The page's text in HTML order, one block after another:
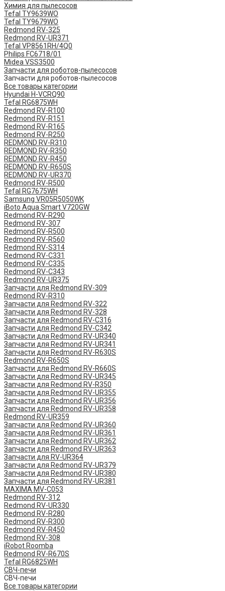
Химия для пылесосов
Tefal TY9639WO
Tefal TY9679WO
Redmond RV-325
Redmond RV-UR371
Tefal VP8561RH/4Q0
Philips FC6718/01
Midea VSS3500
Запчасти для роботов-пылесосов
Запчасти для роботов-пылесосов
Все товары категории
Hyundai H-VCRQ90
Tefal RG6875WH
Redmond RV-R100
Redmond RV-R151
Redmond RV-R165
Redmond RV-R250
REDMOND RV-R310
REDMOND RV-R350
REDMOND RV-R450
REDMOND RV-R650S
REDMOND RV-UR370
Redmond RV-R500
Tefal RG7675WH
Samsung VR05R5050WK
iBoto Aqua Smart V720GW
Redmond RV-R290
Redmond RV-307
Redmond RV-R500
Redmond RV-R560
Redmond RV-S314
Redmond RV-C331
Redmond RV-C335
Redmond RV-C343
Redmond RV-UR375
Запчасти для Redmond RV-309
Redmond RV-R310
Запчасти для Redmond RV-322
Запчасти для Redmond RV-328
Запчасти для Redmond RV-C316
Запчасти для Redmond RV-C342
Запчасти для Redmond RV-UR340
Запчасти для Redmond RV-UR341
Запчасти для Redmond RV-R630S
Redmond RV-R650S
Запчасти для Redmond RV-R660S
Запчасти для Redmond RV-UR345
Запчасти для Redmond RV-R350
Запчасти для Redmond RV-UR355
Запчасти для Redmond RV-UR356
Запчасти для Redmond RV-UR358
Redmond RV-UR359
Запчасти для Redmond RV-UR360
Запчасти для Redmond RV-UR361
Запчасти для Redmond RV-UR362
Запчасти для Redmond RV-UR363
Запчасти для RV-UR364
Запчасти для Redmond RV-UR379
Запчасти для Redmond RV-UR380
Запчасти для Redmond RV-UR381
MAXIMA MV-C053
Redmond RV-312
Redmond RV-UR330
Redmond RV-R280
Redmond RV-R300
Redmond RV-R450
Redmond RV-308
iRobot Roomba
Redmond RV-R670S
Tefal RG6825WH
СВЧ-печи
СВЧ-печи
Все товары категории